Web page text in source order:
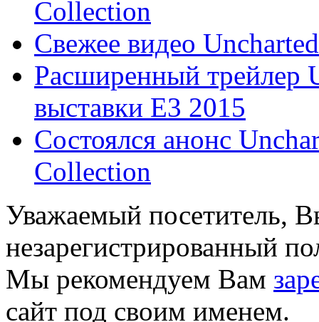
Collection
Свежее видео
Расширенный трейлер
выставки E3 2015
Состоялся анонс
Collection
Уважаемый посетитель,
незарегистрированный
Мы рекомендуем Вам
сайт под своим именем.